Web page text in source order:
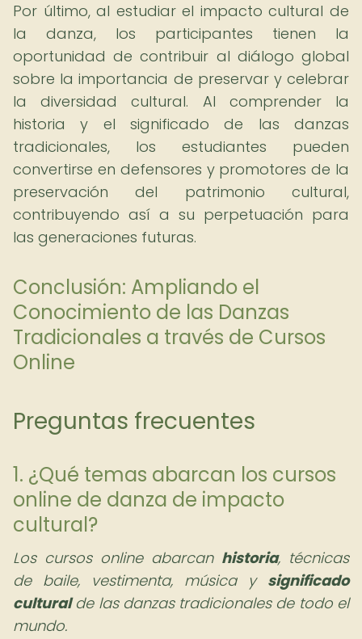
Por último, al estudiar el impacto cultural de
la danza, los participantes tienen la
oportunidad de contribuir al diálogo global
sobre la importancia de preservar y celebrar
la diversidad cultural. Al comprender la
historia y el significado de las danzas
tradicionales, los estudiantes pueden
convertirse en defensores y promotores de la
preservación del patrimonio cultural,
contribuyendo así a su perpetuación para
las generaciones futuras.
Conclusión: Ampliando el
Conocimiento de las Danzas
Tradicionales a través de Cursos
Online
Preguntas frecuentes
1. ¿Qué temas abarcan los cursos
online de danza de impacto
cultural?
Los cursos online abarcan historia, técnicas
de baile, vestimenta, música y significado
culturalde las danzas tradicionales de todo el
mundo.